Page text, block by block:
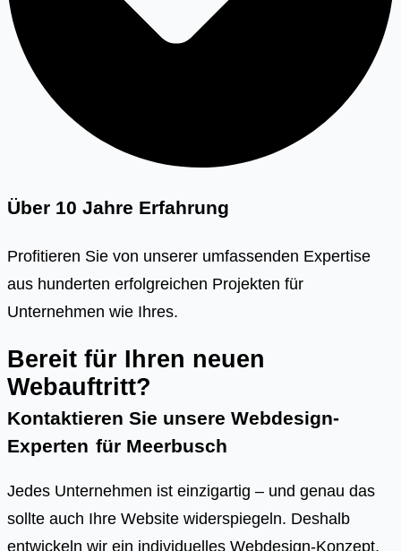
Über 10 Jahre Erfahrung
Profitieren Sie von unserer umfassenden Expertise
aus hunderten erfolgreichen Projekten für
Unternehmen wie Ihres.
Bereit für Ihren neuen
Webauftritt?
Kontaktieren Sie unsere Webdesign-
Experten für Meerbusch
Jedes Unternehmen ist einzigartig – und genau das
sollte auch Ihre Website widerspiegeln. Deshalb
entwickeln wir ein individuelles Webdesign-Konzept,